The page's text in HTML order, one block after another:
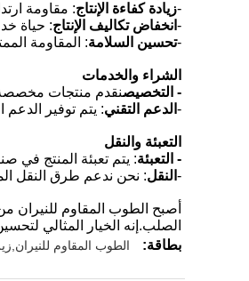
-زيادة كفاءة الإنتاج: مقاومة
- انخفاض تكاليف الإنتاج: حياة
-تحسين السلامة: المقاومة
الشراء والخدمات
- التخصيصنقدم منتجات مخصصة
- الدعم التقني: يتم توفير الدعم
التعبئة والنقل
- التعبئة: يتم تعبئة المنتج في
- النقل: نحن ندعم طرق النقل
أصبح الطوب المقاوم للنيران
الصلب.إنه الخيار المثالي
بطاقة:
الطوب المقاوم